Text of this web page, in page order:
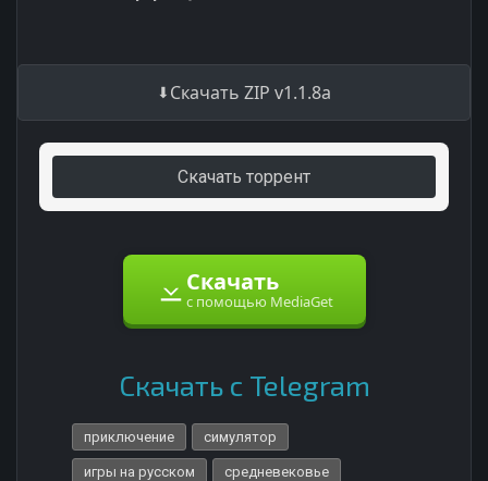
Скачать ZIP v1.1.8a
Скачать торрент
Скачать
с помощью MediaGet
Скачать с Telegram
приключение симулятор
игры на русском средневековье